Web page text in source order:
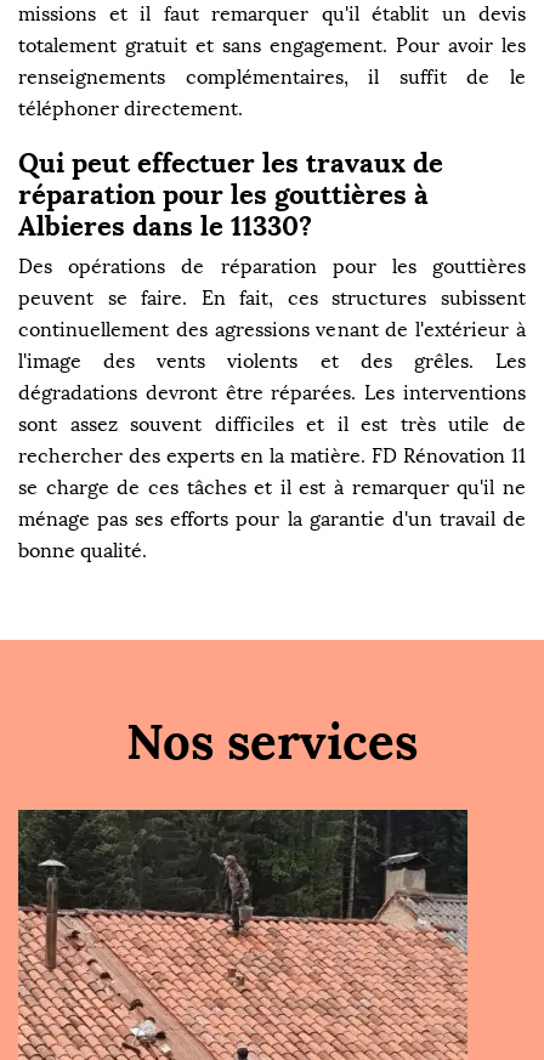
missions et il faut remarquer qu'il établit un devis
totalement gratuit et sans engagement. Pour avoir les
renseignements complémentaires, il suffit de le
téléphoner directement.
Qui peut effectuer les travaux de
réparation pour les gouttières à
Albieres dans le 11330?
Des opérations de réparation pour les gouttières
peuvent se faire. En fait, ces structures subissent
continuellement des agressions venant de l'extérieur à
l'image des vents violents et des grêles. Les
dégradations devront être réparées. Les interventions
sont assez souvent difficiles et il est très utile de
rechercher des experts en la matière. FD Rénovation 11
se charge de ces tâches et il est à remarquer qu'il ne
ménage pas ses efforts pour la garantie d'un travail de
bonne qualité.
Nos services